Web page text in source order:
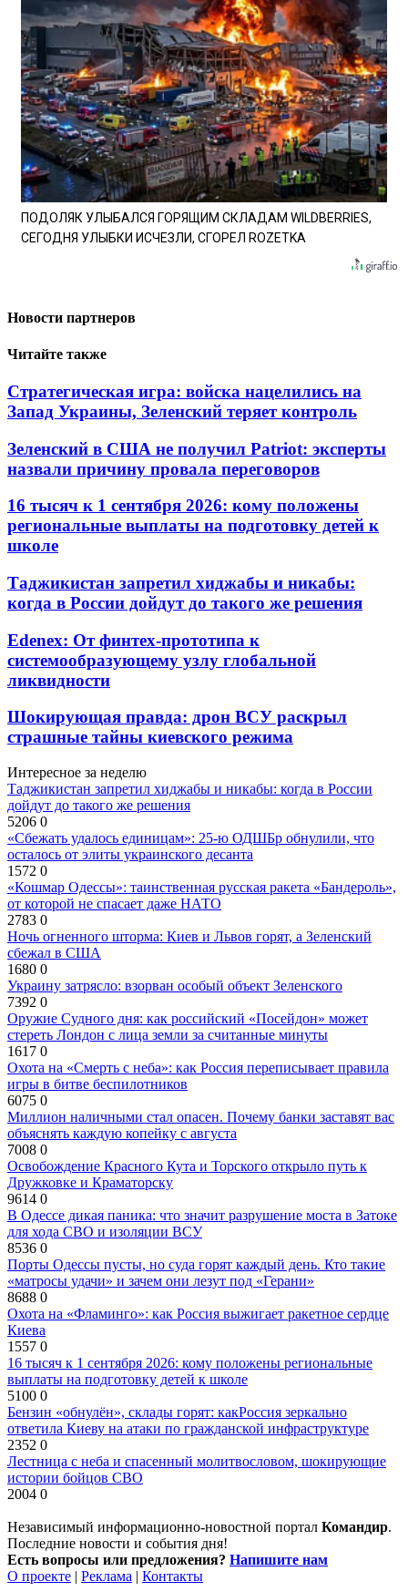
ПОДОЛЯК УЛЫБАЛСЯ ГОРЯЩИМ СКЛАДАМ WILDBERRIES,
СЕГОДНЯ УЛЫБКИ ИСЧЕЗЛИ, СГОРЕЛ ROZETKA
Новости партнеров
Читайте также
Стратегическая игра: войска нацелились на
Запад Украины, Зеленский теряет контроль
Зеленский в США не получил Patriot: эксперты
назвали причину провала переговоров
16 тысяч к 1 сентября 2026: кому положены
региональные выплаты на подготовку детей к
школе
Таджикистан запретил хиджабы и никабы:
когда в России дойдут до такого же решения
Edenex: От финтех-прототипа к
системообразующему узлу глобальной
ликвидности
Шокирующая правда: дрон ВСУ раскрыл
страшные тайны киевского режима
Интересное за неделю
Таджикистан запретил хиджабы и никабы: когда в России
дойдут до такого же решения
5206 0
«Сбежать удалось единицам»: 25-ю ОДШБр обнулили, что
осталось от элиты украинского десанта
1572 0
«Кошмар Одессы»: таинственная русская ракета «Бандероль»,
от которой не спасает даже НАТО
2783 0
Ночь огненного шторма: Киев и Львов горят, а Зеленский
сбежал в США
1680 0
Украину затрясло: взорван особый объект Зеленского
7392 0
Оружие Судного дня: как российский «Посейдон» может
стереть Лондон с лица земли за считанные минуты
1617 0
Охота на «Смерть с неба»: как Россия переписывает правила
игры в битве беспилотников
6075 0
Миллион наличными стал опасен. Почему банки заставят вас
объяснять каждую копейку с августа
7008 0
Освобождение Красного Кута и Торского открыло путь к
Дружковке и Краматорску
9614 0
В Одессе дикая паника: что значит разрушение моста в Затоке
для хода СВО и изоляции ВСУ
8536 0
Порты Одессы пусты, но суда горят каждый день. Кто такие
«матросы удачи» и зачем они лезут под «Герани»
8688 0
Охота на «Фламинго»: как Россия выжигает ракетное сердце
Киева
1557 0
16 тысяч к 1 сентября 2026: кому положены региональные
выплаты на подготовку детей к школе
5100 0
Бензин «обнулён», склады горят: какРоссия зеркально
ответила Киеву на атаки по гражданской инфраструктуре
2352 0
Лестница с неба и спасенный молитвословом, шокирующие
истории бойцов СВО
2004 0
Независимый информационно-новостной портал Командир.
Последние новости и события дня!
Есть вопросы или предложения? Напишите нам
О проекте | Реклама | Контакты